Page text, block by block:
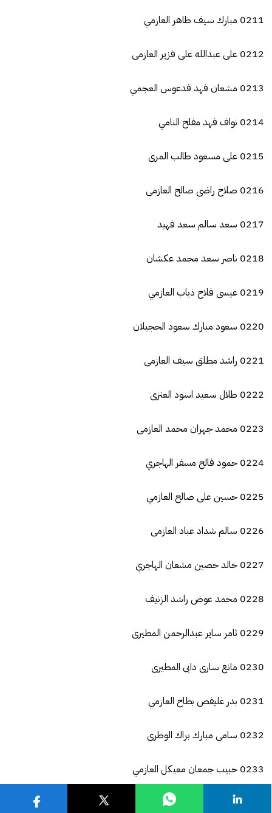
0211 مبارك سيف ظاهر العازمي
0212 على عبدالله على فزير العازمى
0213 مشعان فهد فدعوس العجمي
0214 نواف فهد مفلح النامي
0215 على مسعود طالب المرى
0216 صلاح راضى صالح العازمى
0217 سعد سالم سعد فهيد
0218 ناصر سعد محمد عكشان
0219 عيسى فلاح ذياب العازمي
0220 سعود مبارك سعود الحجيلان
0221 راشد مطلق سيف العازمى
0222 طلال سعيد اسود العنزى
0223 محمد جهران محمد العازمى
0224 حمود فالح مسفر الهاجري
0225 حسين على صالح العازمي
0226 سالم شداد عباد العازمى
0227 خالد حصين مشعان الهاجري
0228 محمد عوض راشد الزنيف
0229 ثامر ساير عبدالرحمن المطيرى
0230 مانع سارى دابى المطيرى
0231 بدر غليفص بطاح العازمي
0232 سامى مبارك براك الوطرى
0233 حبيب جمعان معيكل العازمي
0234 محمد رجعان عايض الجويسري العازمي